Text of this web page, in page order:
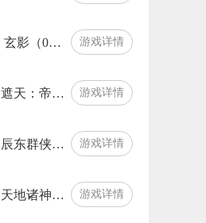
玄影（0… 游戏详情
遮天：帝… 游戏详情
辰东群侠… 游戏详情
天地诸神… 游戏详情